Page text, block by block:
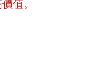
值。